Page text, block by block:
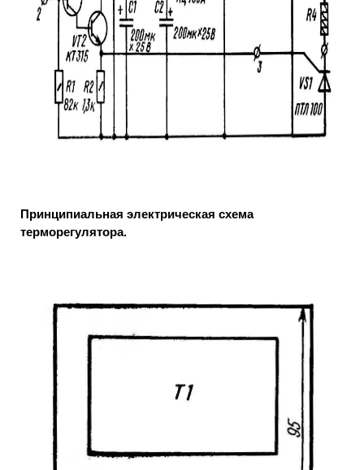
Принципиальная электрическая схема
терморегулятора.